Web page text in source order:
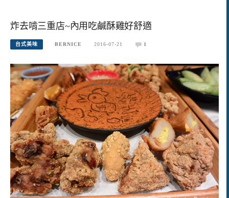
炸去啃三重店~內用吃鹹酥雞好舒適
台式美味 BERNICE 2016-07-21 1